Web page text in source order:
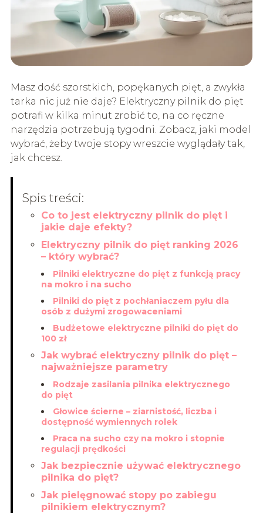
Masz dość szorstkich, popękanych pięt, a zwykła
tarka nic już nie daje? Elektryczny pilnik do pięt
potrafi w kilka minut zrobić to, na co ręczne
narzędzia potrzebują tygodni. Zobacz, jaki model
wybrać, żeby twoje stopy wreszcie wyglądały tak,
jak chcesz.
Spis treści:
Co to jest elektryczny pilnik do pięt i
jakie daje efekty?
Elektryczny pilnik do pięt ranking 2026
– który wybrać?
Pilniki elektryczne do pięt z funkcją pracy
na mokro i na sucho
Pilniki do pięt z pochłaniaczem pyłu dla
osób z dużymi zrogowaceniami
Budżetowe elektryczne pilniki do pięt do
100 zł
Jak wybrać elektryczny pilnik do pięt –
najważniejsze parametry
Rodzaje zasilania pilnika elektrycznego
do pięt
Głowice ścierne – ziarnistość, liczba i
dostępność wymiennych rolek
Praca na sucho czy na mokro i stopnie
regulacji prędkości
Jak bezpiecznie używać elektrycznego
pilnika do pięt?
Jak pielęgnować stopy po zabiegu
pilnikiem elektrycznym?